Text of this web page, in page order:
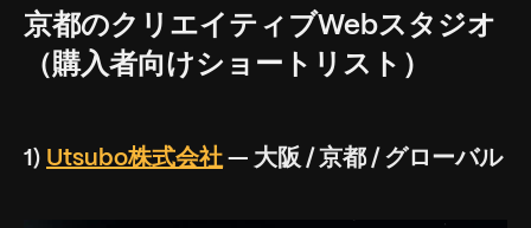
京都のクリエイティブWebスタジオ
（購入者向けショートリスト）
1) Utsubo株式会社 — 大阪 / 京都 / グローバル